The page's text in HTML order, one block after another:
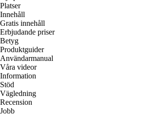
Platser
Innehåll
Gratis innehåll
Erbjudande priser
Betyg
Produktguider
Användarmanual
Våra videor
Information
Stöd
Vägledning
Recension
Jobb